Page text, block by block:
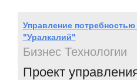
Управление
"Уралкалий"
Бизнес Технологии
Проект